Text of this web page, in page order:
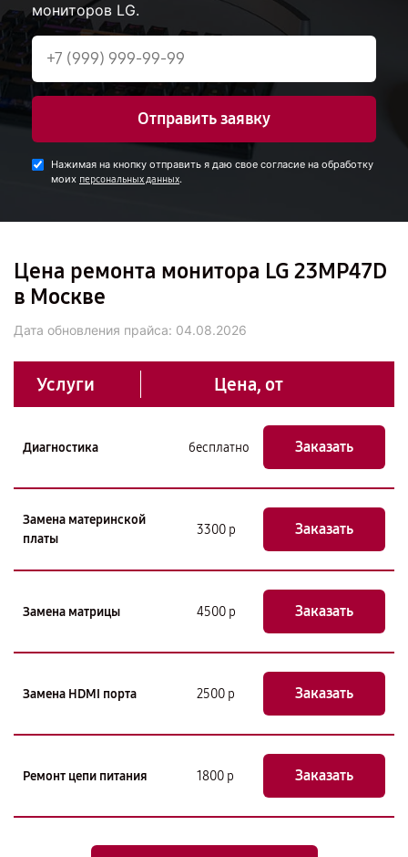
мониторов LG.
Отправить заявку
Нажимая на кнопку отправить я даю свое согласие на обработку
моих персональных данных.
Цена ремонта монитора LG 23MP47D
в Москве
Дата обновления прайса: 04.08.2026
Услуги Цена, от
Диагностика бесплатно Заказать
Замена материнской
платы
3300 р Заказать
Замена матрицы 4500 р Заказать
Замена HDMI порта 2500 р Заказать
Ремонт цепи питания 1800 р Заказать